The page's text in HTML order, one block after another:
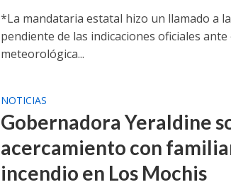
*La mandataria estatal hizo un llamado a
pendiente de las indicaciones oficiales
meteorológica...
NOTICIAS
Gobernadora Yeraldine
acercamiento con
incendio en Los Mochis